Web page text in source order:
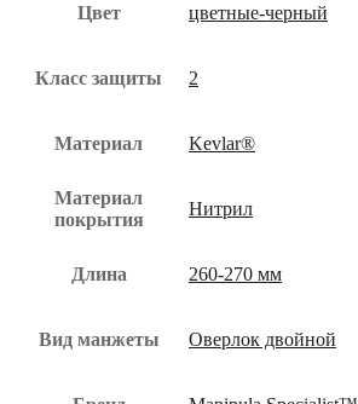
Цвет цветные-черный
Класс защиты 2
Материал Kevlar®
Материал
покрытия
Нитрил
Длина 260-270 мм
Вид манжеты Оверлок двойной